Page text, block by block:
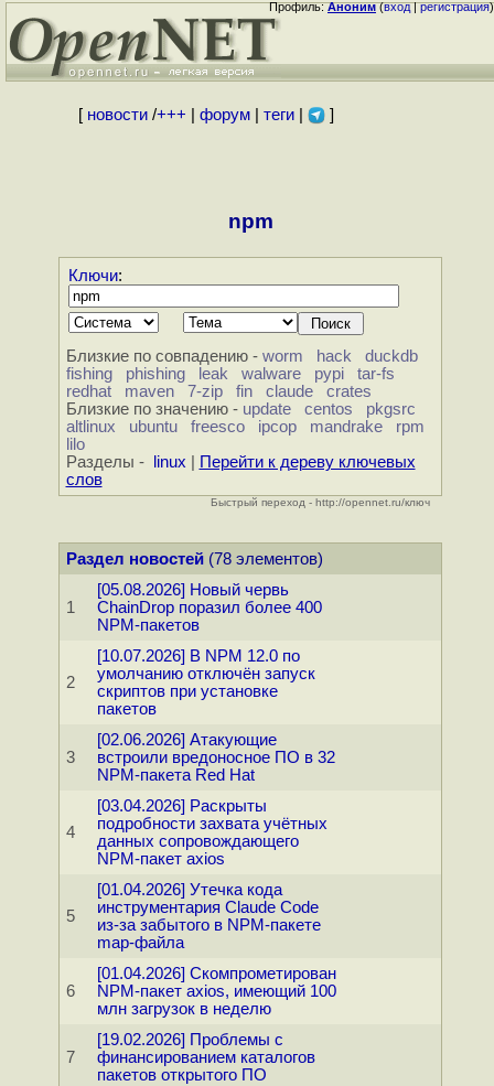
Профиль:Аноним(вход|регистрация)
[ новости/+++ форум| теги| ]
npm
Ключи:
Близкие по совпадению - worm hack
duckdb
fishing
phishing leak walware pypi
tar-fs
redhat
maven 7-zip fin claude
crates
Близкие по значению - update centos
pkgsrc
altlinux
ubuntu freesco ipcop mandrake
rpm
lilo
Разделы -
linux
Перейти к дереву ключевых
слов
Быстрый переход - http://opennet.ru/ключ
Раздел новостей(78 элементов)
1
[05.08.2026] Новый червь
ChainDrop поразил более 400
NPM-пакетов
2
[10.07.2026] В NPM 12.0 по
умолчанию отключён запуск
скриптов при установке
пакетов
3
[02.06.2026] Атакующие
встроили вредоносное ПО в 32
NPM-пакета Red Hat
4
[03.04.2026] Раскрыты
подробности захвата учётных
данных сопровождающего
NPM-пакет axios
5
[01.04.2026] Утечка кода
инструментария Claude Code
из-за забытого в NPM-пакете
map-файла
6
[01.04.2026] Скомпрометирован
NPM-пакет axios, имеющий 100
млн загрузок в неделю
7
[19.02.2026] Проблемы с
финансированием каталогов
пакетов открытого ПО